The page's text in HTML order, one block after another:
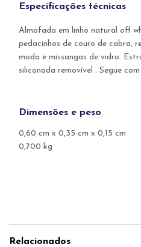
Especificações técnicas
Almofada em linho natural off
pedacinhos de couro de cabra,
moda e missangas de vidro.
siliconada removível . Segue
Dimensões e peso
0,60 cm x 0,35 cm x 0,15 cm
0,700 kg
Relacionados